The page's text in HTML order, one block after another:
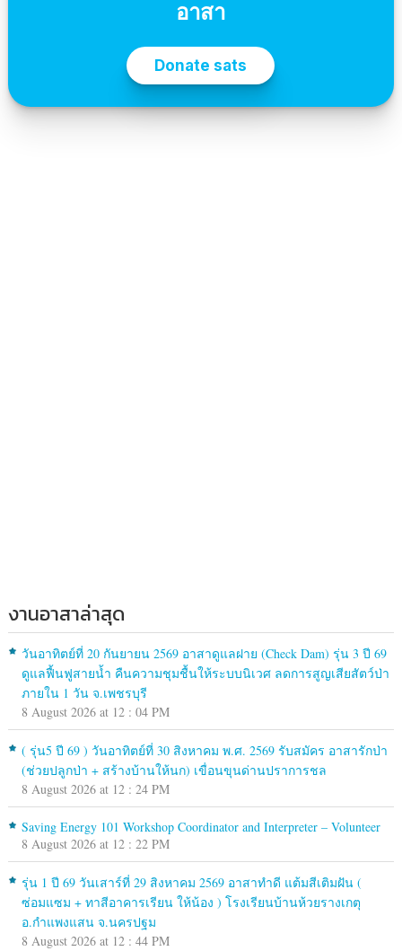
งานอาสาล่าสุด
วันอาทิตย์ที่ 20 กันยายน 2569 อาสาดูแลฝาย (Check Dam) รุ่น 3 ปี 69
ดูแลฟื้นฟูสายน้ำ คืนความชุมชื้นให้ระบบนิเวศ ลดการสูญเสียสัตว์ป่า
ภายใน 1 วัน จ.เพชรบุรี
8 August 2026 at 12 : 04 PM
( รุ่น5 ปี 69 ) วันอาทิตย์ที่ 30 สิงหาคม พ.ศ. 2569 รับสมัคร อาสารักป่า
(ช่วยปลูกป่า + สร้างบ้านให้นก) เขื่อนขุนด่านปราการชล
8 August 2026 at 12 : 24 PM
Saving Energy 101 Workshop Coordinator and Interpreter – Volunteer
8 August 2026 at 12 : 22 PM
รุ่น 1 ปี 69 วันเสาร์ที่ 29 สิงหาคม 2569 อาสาทำดี แต้มสีเติมฝัน (
ซ่อมแซม + ทาสีอาคารเรียน ให้น้อง ) โรงเรียนบ้านห้วยรางเกตุ
อ.กำแพงแสน จ.นครปฐม
8 August 2026 at 12 : 44 PM